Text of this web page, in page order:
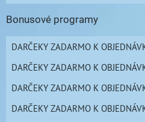
Bonusové programy
DARČEKY ZADARMO K
DARČEKY ZADARMO K
DARČEKY ZADARMO K
DARČEKY ZADARMO K